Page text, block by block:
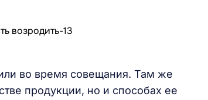
во время совещания. Там же
продукции, но и способах ее